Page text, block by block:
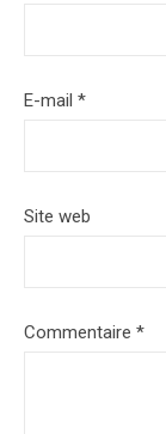
E-mail *
Site web
Commentaire *